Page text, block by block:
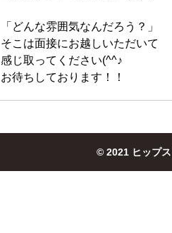
「どんな雰囲気なんだろう？」
そこは面接にお越しいただいて
感じ取ってください(^^♪
お待ちしております！！
© 2021 ヒップ